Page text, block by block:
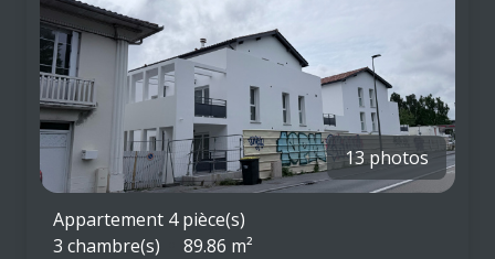
13 photos
Appartement 4 pièce(s)
3 chambre(s)
89.86 m²